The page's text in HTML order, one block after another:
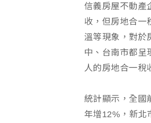
信義房屋不動產
收，但房地合一
溫等現象，對於
中、台南市都呈
人的房地合一稅
統計顯示，全國
年增12%，新北